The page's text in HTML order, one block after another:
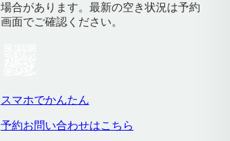
場合があります。最新の空き状況は予約
画面でご確認ください。
スマホでかんたん
予約お問い合わせはこちら